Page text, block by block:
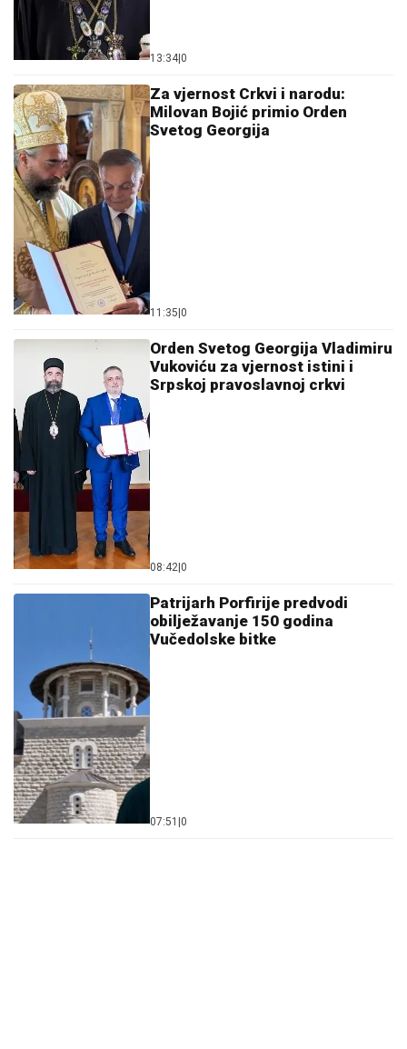
13:34|0
Za vjernost Crkvi i narodu:
Milovan Bojić primio Orden
Svetog Georgija
11:35|0
Orden Svetog Georgija Vladimiru
Vukoviću za vjernost istini i
Srpskoj pravoslavnoj crkvi
08:42|0
Patrijarh Porfirije predvodi
obilježavanje 150 godina
Vučedolske bitke
07:51 |0